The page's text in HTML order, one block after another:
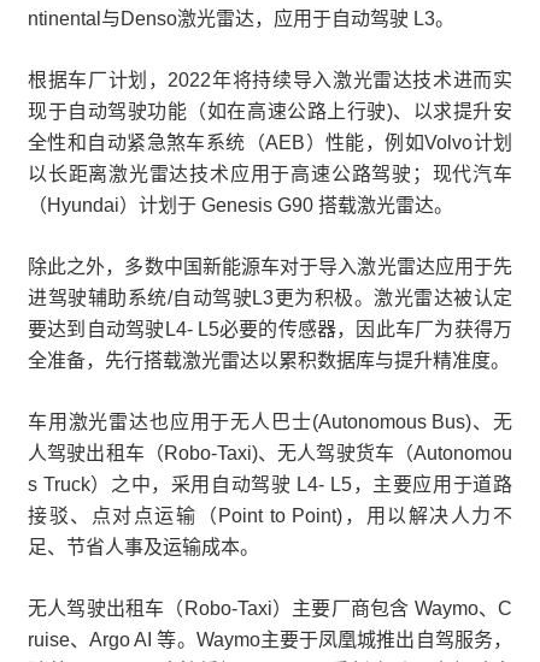
ntinental与Denso激光雷达，应用于自动驾驶 L3。
根据车厂计划，2022年将持续导入激光雷达技术进而实
现于自动驾驶功能（如在高速公路上行驶)、以求提升安
全性和自动紧急煞车系统（AEB）性能，例如Volvo计划
以长距离激光雷达技术应用于高速公路驾驶；现代汽车
（Hyundai）计划于 Genesis G90 搭载激光雷达。
除此之外，多数中国新能源车对于导入激光雷达应用于先
进驾驶辅助系统/自动驾驶L3更为积极。激光雷达被认定
要达到自动驾驶L4- L5必要的传感器，因此车厂为获得万
全准备，先行搭载激光雷达以累积数据库与提升精准度。
车用激光雷达也应用于无人巴士(Autonomous Bus)、无
人驾驶出租车（Robo-Taxi)、无人驾驶货车（Autonomou
s Truck）之中，采用自动驾驶 L4- L5，主要应用于道路
接驳、点对点运输（Point to Point)，用以解决人力不
足、节省人事及运输成本。
无人驾驶出租车（Robo-Taxi）主要厂商包含 Waymo、C
ruise、Argo AI 等。Waymo主要于凤凰城推出自驾服务，